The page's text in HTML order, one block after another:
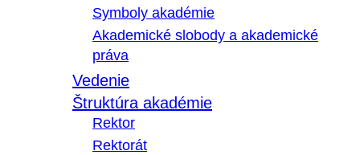
Symboly akadémie
Akademické slobody a akademické
práva
Vedenie
Štruktúra akadémie
Rektor
Rektorát